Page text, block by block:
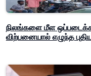
நிலங்களை மீள
விற்பனையால் எழுந்த